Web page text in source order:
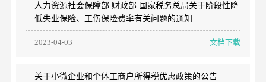
人力资源社会保障部 财政部 国家税务总局关于阶段性降
低失业保险、工伤保险费率有关问题的通知
2023-04-03 文档下载
关于小微企业和个体工商户所得税优惠政策的公告